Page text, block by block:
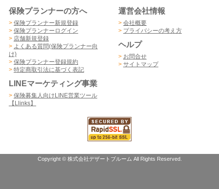
保険プランナーの方へ
> 保険プランナー新規登録
> 保険プランナーログイン
> 店舗新規登録
> よくある質問(保険プランナー向
け)
> 保険プランナー登録規約
> 特定商取引法に基づく表記
LINEマーケティング事業
> 保険募集人向けLINE営業ツール
【Llinks】
運営会社情報
> 会社概要
> プライバシーの考え方
ヘルプ
> お問合せ
> サイトマップ
Copyright © 株式会社デザートブルーム All Rights Reserved.